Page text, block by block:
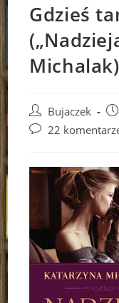
Gdzieś
Michalak)
Post
author:
Bujaczek
Post22